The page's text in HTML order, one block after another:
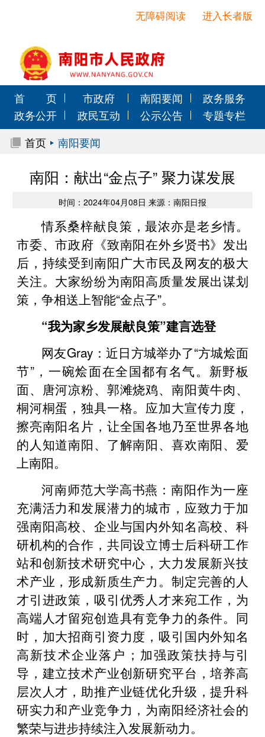
进入长者版
无障碍阅读
首 页 市政府 南阳要闻
政务服务
政务公开
政民互动 公示公告
专题专栏
首页
南阳要闻
南阳：献出“金点子” 聚力谋发展
时间：2024年04月08日 来源：南阳日报
情系桑梓献良策，最浓亦是老乡情。
市委、市政府《致南阳在外乡贤书》发出
后，持续受到南阳广大市民及网友的极大
关注。大家纷纷为南阳高质量发展出谋划
策，争相送上智能“金点子”。
“我为家乡发展献良策”建言选登
网友Gray：近日方城举办了“方城烩面
节”，一碗烩面在全国都有名气。新野板
面、唐河凉粉、郭滩烧鸡、南阳黄牛肉、
桐河桐蛋，独具一格。应加大宣传力度，
擦亮南阳名片，让全国各地乃至世界各地
的人知道南阳、了解南阳、喜欢南阳、爱
上南阳。
河南师范大学高书燕：南阳作为一座
充满活力和发展潜力的城市，应致力于加
强南阳高校、企业与国内外知名高校、科
研机构的合作，共同设立博士后科研工作
站和创新技术研究中心，大力发展新兴技
术产业，形成新质生产力。制定完善的人
才引进政策，吸引优秀人才来宛工作，为
高端人才留宛创造具有竞争力的条件。同
时，加大招商引资力度，吸引国内外知名
高新技术企业落户；加强政策扶持与引
导，建立技术产业创新研究平台，培养高
层次人才，助推产业链优化升级，提升科
研实力和产业竞争力，为南阳经济社会的
繁荣与进步持续注入发展新动力。